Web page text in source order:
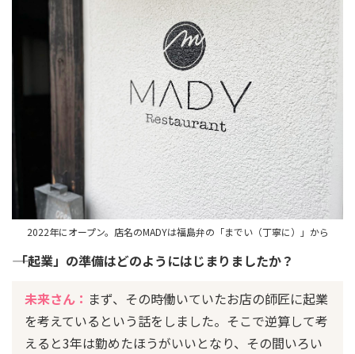
2022年にオープン。店名のMADYは福島弁の「までい（丁寧に）」から
―― 「起業」の準備はどのようにはじまりましたか？
未来さん： まず、その時働いていたお店の師匠に起業
を考えているという話をしました。そこで逆算して考
えると3年は勤めたほうがいいとなり、その間いろい